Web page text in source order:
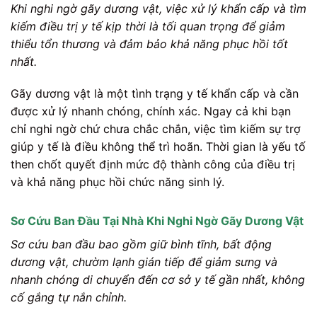
Khi nghi ngờ gãy dương vật, việc xử lý khẩn cấp và tìm
kiếm điều trị y tế kịp thời là tối quan trọng để giảm
thiểu tổn thương và đảm bảo khả năng phục hồi tốt
nhất.
Gãy dương vật là một tình trạng y tế khẩn cấp và cần
được xử lý nhanh chóng, chính xác. Ngay cả khi bạn
chỉ nghi ngờ chứ chưa chắc chắn, việc tìm kiếm sự trợ
giúp y tế là điều không thể trì hoãn. Thời gian là yếu tố
then chốt quyết định mức độ thành công của điều trị
và khả năng phục hồi chức năng sinh lý.
Sơ Cứu Ban Đầu Tại Nhà Khi Nghi Ngờ Gãy Dương Vật
Sơ cứu ban đầu bao gồm giữ bình tĩnh, bất động
dương vật, chườm lạnh gián tiếp để giảm sưng và
nhanh chóng di chuyển đến cơ sở y tế gần nhất, không
cố gắng tự nắn chỉnh.